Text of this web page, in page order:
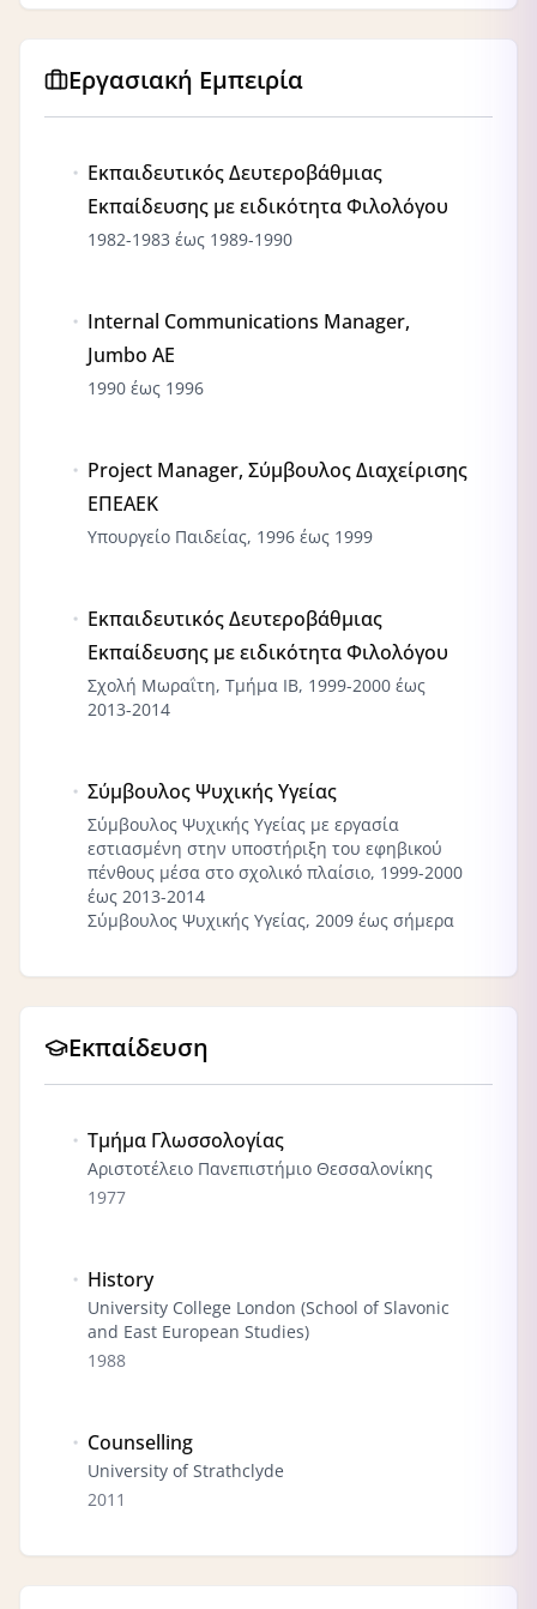
Εργασιακή Εμπειρία
Εκπαιδευτικός Δευτεροβάθμιας
Εκπαίδευσης με ειδικότητα Φιλολόγου
1982-1983 έως 1989-1990
Internal Communications Manager,
Jumbo ΑΕ
1990 έως 1996
Project Manager, Σύμβουλος Διαχείρισης
ΕΠΕΑΕΚ
Υπουργείο Παιδείας, 1996 έως 1999
Εκπαιδευτικός Δευτεροβάθμιας
Εκπαίδευσης με ειδικότητα Φιλολόγου
Σχολή Μωραΐτη, Τμήμα ΙΒ, 1999-2000 έως
2013-2014
Σύμβουλος Ψυχικής Υγείας
Σύμβουλος Ψυχικής Υγείας με εργασία
εστιασμένη στην υποστήριξη του εφηβικού
πένθους μέσα στο σχολικό πλαίσιο, 1999-2000
έως 2013-2014
Σύμβουλος Ψυχικής Υγείας, 2009 έως σήμερα
Εκπαίδευση
Τμήμα Γλωσσολογίας
Αριστοτέλειο Πανεπιστήμιο Θεσσαλονίκης
1977
History
University College London (School of Slavonic
and East European Studies)
1988
Counselling
University of Strathclyde
2011